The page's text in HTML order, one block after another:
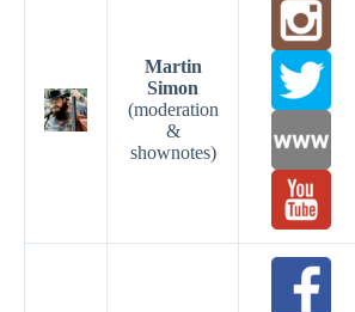
Martin
Simon
(moderation
&
shownotes)